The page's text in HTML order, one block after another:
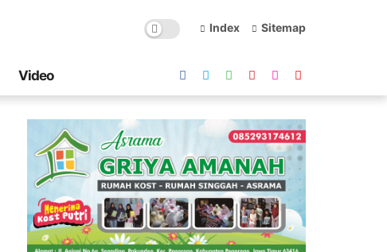
Index Sitemap
Video